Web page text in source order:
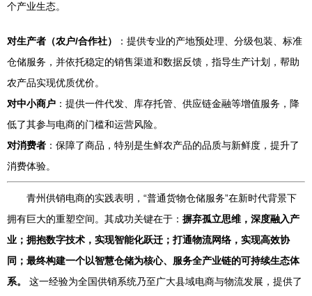
个产业生态。
对生产者（农户/合作社）
：提供专业的产地预处理、分级包装、标准
仓储服务，并依托稳定的销售渠道和数据反馈，指导生产计划，帮助
农产品实现优质优价。
对中小商户 ：提供一件代发、库存托管、供应链金融等增值服务，降
低了其参与电商的门槛和运营风险。
对消费者 ：保障了商品，特别是生鲜农产品的品质与新鲜度，提升了
消费体验。
青州供销电商的实践表明，“普通货物仓储服务”在新时代背景下
拥有巨大的重塑空间。其成功关键在于： 摒弃孤立思维，深度融入产
业；拥抱数字技术，实现智能化跃迁；打通物流网络，实现高效协
同；最终构建一个以智慧仓储为核心、服务全产业链的可持续生态体
系。
这一经验为全国供销系统乃至广大县域电商与物流发展，提供了